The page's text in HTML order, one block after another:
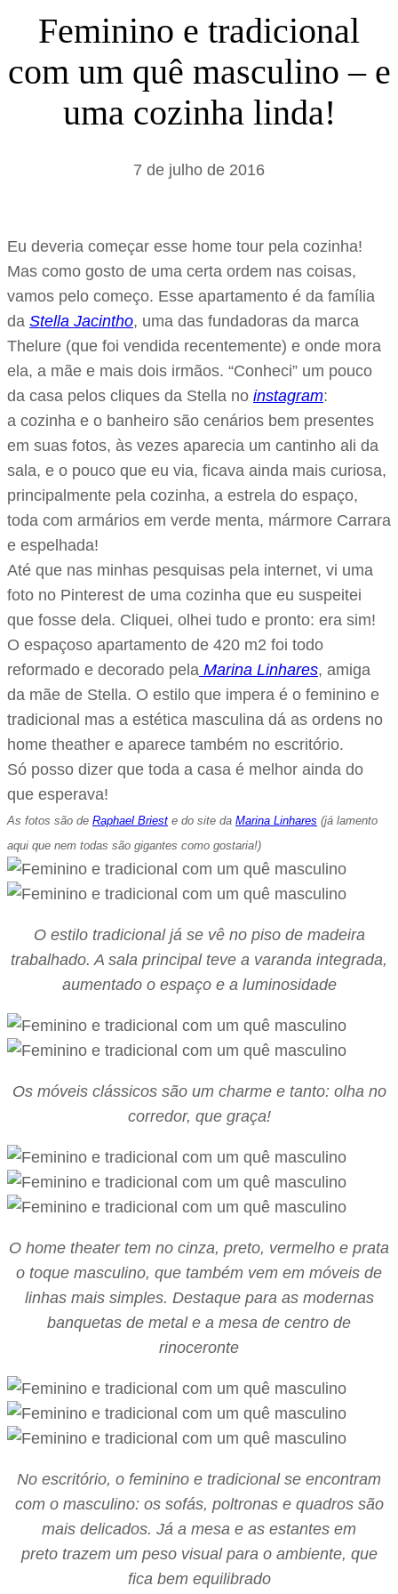
a
r
Feminino e tradicional
com um quê masculino – e
uma cozinha linda!
7 de julho de 2016
Eu deveria começar esse home tour pela cozinha!
Mas como gosto de uma certa ordem nas coisas,
vamos pelo começo. Esse apartamento é da família
da Stella Jacintho, uma das fundadoras da marca
Thelure (que foi vendida recentemente) e onde mora
ela, a mãe e mais dois irmãos. “Conheci” um pouco
da casa pelos cliques da Stella no instagram:
a cozinha e o banheiro são cenários bem presentes
em suas fotos, às vezes aparecia um cantinho ali da
sala, e o pouco que eu via, ficava ainda mais curiosa,
principalmente pela cozinha, a estrela do espaço,
toda com armários em verde menta, mármore Carrara
e espelhada!
Até que nas minhas pesquisas pela internet, vi uma
foto no Pinterest de uma cozinha que eu suspeitei
que fosse dela. Cliquei, olhei tudo e pronto: era sim!
O espaçoso apartamento de 420 m2 foi todo
reformado e decorado pela Marina Linhares, amiga
da mãe de Stella. O estilo que impera é o feminino e
tradicional mas a estética masculina dá as ordens no
home theather e aparece também no escritório.
Só posso dizer que toda a casa é melhor ainda do
que esperava!
As fotos são de Raphael Briest e do site da Marina Linhares (já lamento
aqui que nem todas são gigantes como gostaria!)
O estilo tradicional já se vê no piso de madeira
trabalhado. A sala principal teve a varanda integrada,
aumentado o espaço e a luminosidade
Os móveis clássicos são um charme e tanto: olha no
corredor, que graça!
O home theater tem no cinza, preto, vermelho e prata
o toque masculino, que também vem em móveis de
linhas mais simples. Destaque para as modernas
banquetas de metal e a mesa de centro de
rinoceronte
No escritório, o feminino e tradicional se encontram
com o masculino: os sofás, poltronas e quadros são
mais delicados. Já a mesa e as estantes em
preto trazem um peso visual para o ambiente, que
fica bem equilibrado